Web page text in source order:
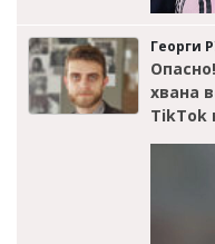
Георги
хвана
TikTok